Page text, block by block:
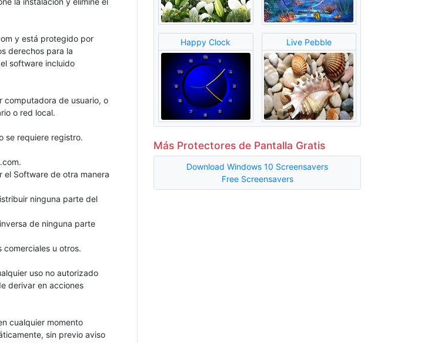
y está protegido por
derechos para la
software incluido
computadora de usuario, o
o red local.
se requiere registro.
el Software de otra manera
ninguna parte del
de ninguna parte
u otros.
uso no autorizado
derivar en acciones
cualquier momento
sin previo aviso
Happy Clock Live Pebble
Más Protectores de Pantalla Gratis
Download Windows 10 Screensavers
Free Screensavers